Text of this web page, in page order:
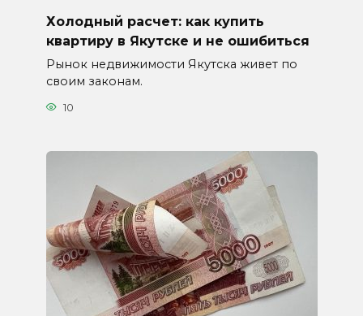
Холодный расчет: как купить
квартиру в Якутске и не ошибиться
Рынок недвижимости Якутска живет по
своим законам.
10